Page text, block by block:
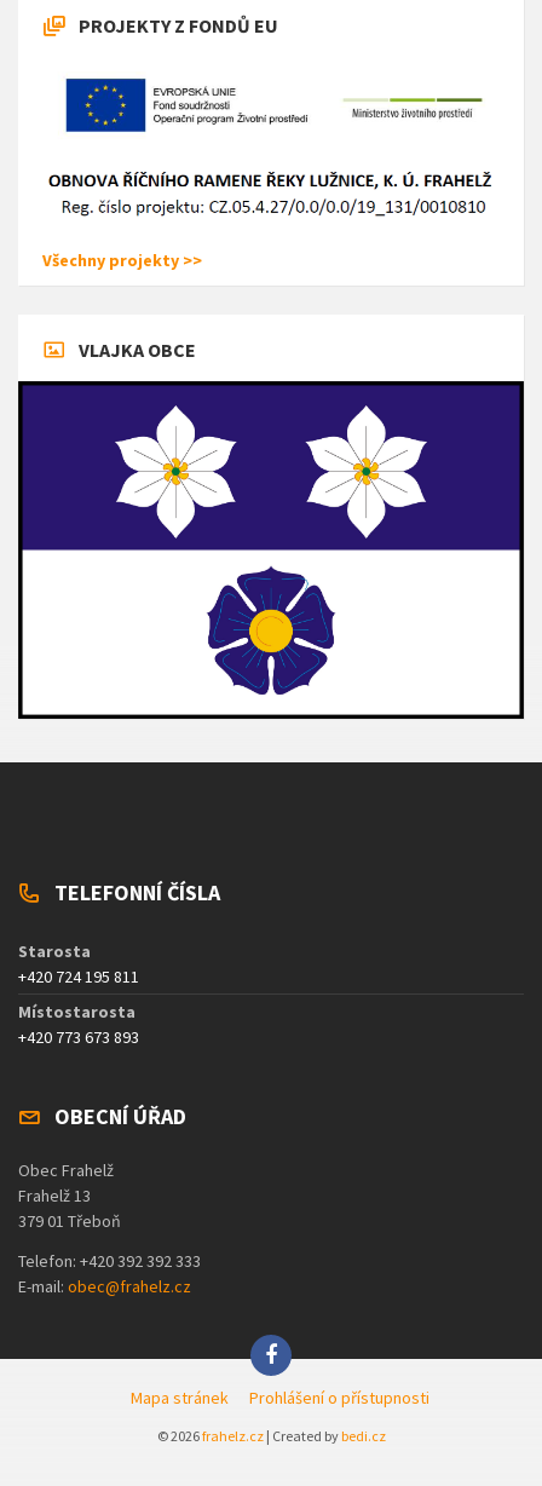
PROJEKTY Z FONDŮ EU
Všechny projekty >>
VLAJKA OBCE
TELEFONNÍ ČÍSLA
Starosta
+420 724 195 811
Místostarosta
+420 773 673 893
OBECNÍ ÚŘAD
Obec Frahelž
Frahelž 13
379 01 Třeboň
Telefon: +420 392 392 333
E-mail: obec@frahelz.cz
Mapa stránek Prohlášení o přístupnosti
© 2026frahelz.cz| Created bybedi.cz